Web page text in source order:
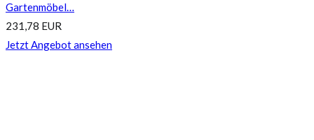
Gartenmöbel…
231,78 EUR
Jetzt Angebot ansehen